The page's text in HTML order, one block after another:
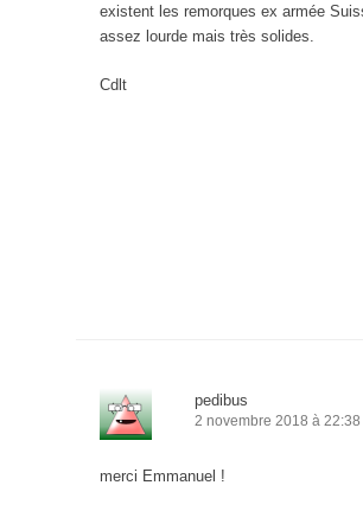
existent les remorques ex armée
assez lourde mais très solides.
Cdlt
pedibus
2 novembre 2018 à 22:38
merci Emmanuel !